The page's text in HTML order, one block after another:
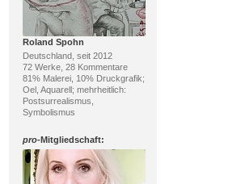
Roland Spohn
Deutschland, seit 2012
72 Werke, 28 Kommentare
81% Malerei, 10% Druckgrafik;
Oel, Aquarell; mehrheitlich:
Postsurrealismus,
Symbolismus
pro-Mitgliedschaft: